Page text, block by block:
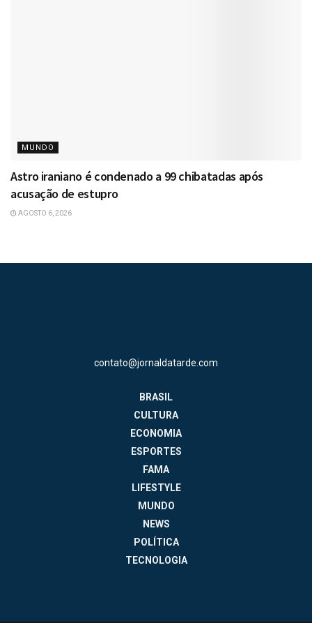
MUNDO
Astro iraniano é condenado a 99 chibatadas após
acusação de estupro
AGOSTO 6, 2026
contato@jornaldatarde.com
BRASIL
CULTURA
ECONOMIA
ESPORTES
FAMA
LIFESTYLE
MUNDO
NEWS
POLÍTICA
TECNOLOGIA